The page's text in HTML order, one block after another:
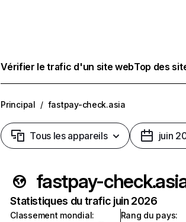
Vérifier le trafic d'un site webTop des
Principal / fastpay-check.asia
Tous les appareils juin
fastpay-
Statistiques du trafic juin 2026
Classement mondial:
Rang du pays: